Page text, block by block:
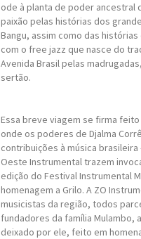
ode à planta de poder ancestral
paixão pelas histórias dos
Bangu, assim como das
com o free jazz que nasce do
Avenida Brasil pelas
sertão.
Essa breve viagem se firma
onde os poderes de Djalma
contribuições à música
Oeste Instrumental trazem
edição do Festival Instrumental
homenagem a Grilo. A ZO
musicistas da região, todos
fundadores da família Mulambo,
deixado por ele, feito em